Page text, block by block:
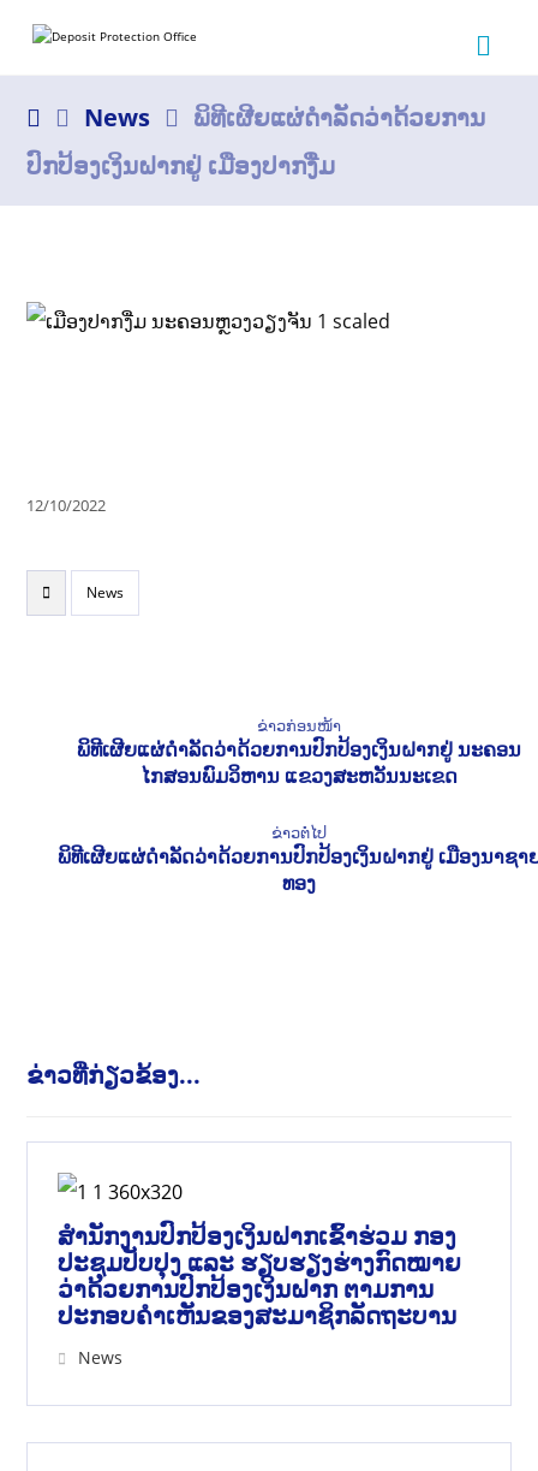
News
ພິທີເຜີຍແຜ່ດຳລັດວ່າດ້ວຍການ
ປົກປ້ອງເງິນຝາກຢູ່ ເມືອງປາກງື່ມ
12/10/2022
News
ຂ່າວກ່ອນໜ້າ
ພິທີເຜີຍແຜ່ດຳລັດວ່າດ້ວຍການປົກປ້ອງເງິນຝາກຢູ່ ນະຄອນ
ໄກສອນພົມວິຫານ ແຂວງສະຫວັນນະເຂດ
ຂ່າວຕໍ່ໄປ
ພິທີເຜີຍແຜ່ດຳລັດວ່າດ້ວຍການປົກປ້ອງເງິນຝາກຢູ່ ເມືອງນາຊາ
ທອງ
ຂ່າວທີ່ກ່ຽວຂ້ອງ...
ສໍານັກງານປົກປ້ອງເງິນຝາກເຂົ້າຮ່ວມ ກອງ
ປະຊຸມປັບປຸງ ແລະ ຮຽບຮຽງຮ່າງກົດໝາຍ
ວ່າດ້ວຍການປົກປ້ອງເງິນຝາກ ຕາມການ
ປະກອບຄຳເຫັນຂອງສະມາຊິກລັດຖະບານ
News